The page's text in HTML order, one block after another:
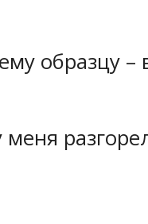
образцу –